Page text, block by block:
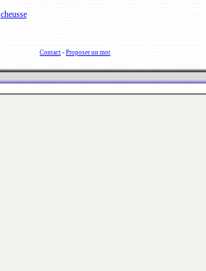
cheusse
Contact - Proposer un mot